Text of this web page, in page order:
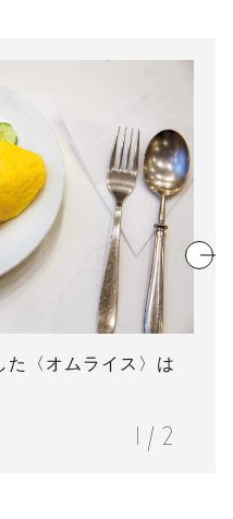
た〈オムライス〉は
/ 2